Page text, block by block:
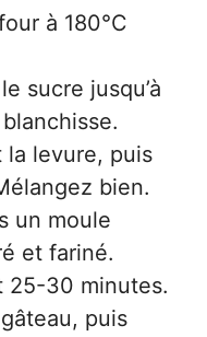
à 180°C
sucre jusqu’à
levure, puis
bien.
un moule
et fariné.
25-30 minutes.
puis